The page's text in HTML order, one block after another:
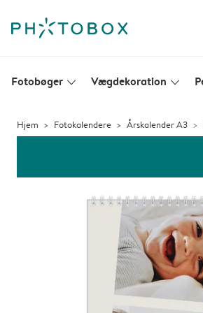
Fotobøger slim_arrow_down Vægdekoration slim_arrow_down
Hjem Fotokalendere Årskalender A3